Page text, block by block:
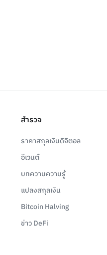
สำรวจ
ราคาสกุลเงินดิจิตอล
อีเวนต์
บทความความรู้
แปลงสกุลเงิน
Bitcoin Halving
ข่าว DeFi